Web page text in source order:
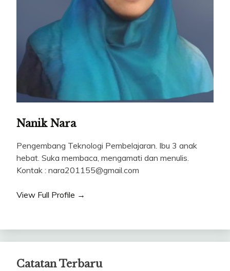
Nanik Nara
Pengembang Teknologi Pembelajaran. Ibu 3 anak
hebat. Suka membaca, mengamati dan menulis.
Kontak : nara201155@gmail.com
View Full Profile →
Catatan Terbaru